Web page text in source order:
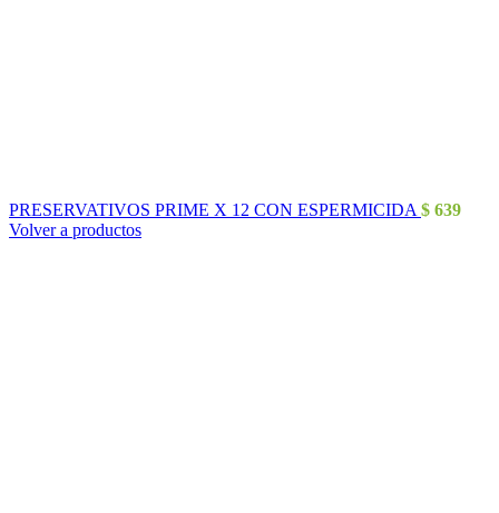
PRESERVATIVOS PRIME X 12 CON ESPERMICIDA $ 639
Volver a productos